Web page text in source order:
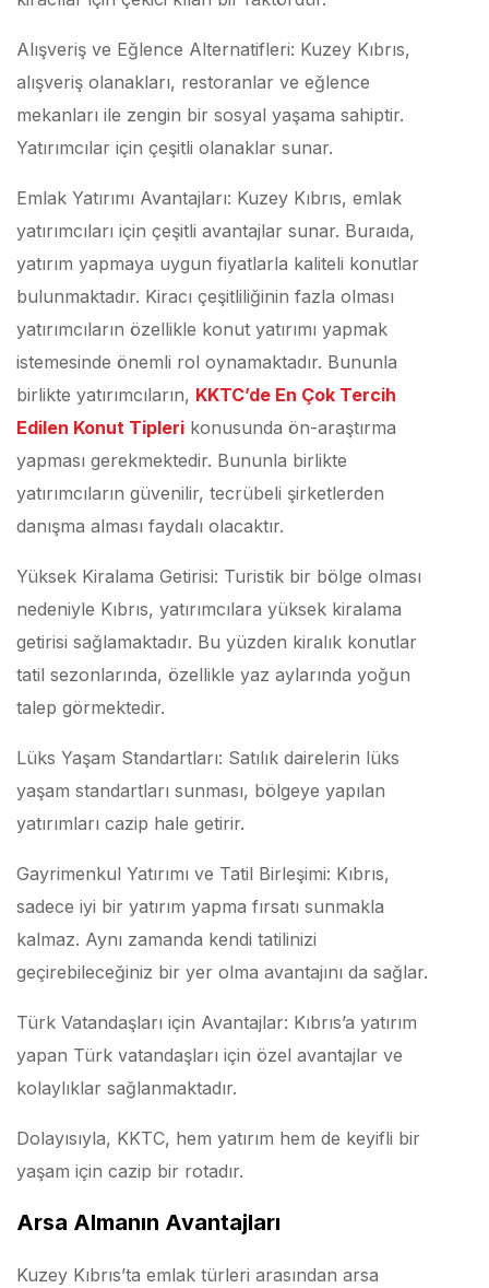
Alışveriş ve Eğlence Alternatifleri: Kuzey Kıbrıs,
alışveriş olanakları, restoranlar ve eğlence
mekanları ile zengin bir sosyal yaşama sahiptir.
Yatırımcılar için çeşitli olanaklar sunar.
Emlak Yatırımı Avantajları: Kuzey Kıbrıs, emlak
yatırımcıları için çeşitli avantajlar sunar. Buraıda,
yatırım yapmaya uygun fiyatlarla kaliteli konutlar
bulunmaktadır. Kiracı çeşitliliğinin fazla olması
yatırımcıların özellikle konut yatırımı yapmak
istemesinde önemli rol oynamaktadır. Bununla
birlikte yatırımcıların, KKTC’de En Çok Tercih
Edilen Konut Tipleri konusunda ön-araştırma
yapması gerekmektedir. Bununla birlikte
yatırımcıların güvenilir, tecrübeli şirketlerden
danışma alması faydalı olacaktır.
Yüksek Kiralama Getirisi: Turistik bir bölge olması
nedeniyle Kıbrıs, yatırımcılara yüksek kiralama
getirisi sağlamaktadır. Bu yüzden kiralık konutlar
tatil sezonlarında, özellikle yaz aylarında yoğun
talep görmektedir.
Lüks Yaşam Standartları: Satılık dairelerin lüks
yaşam standartları sunması, bölgeye yapılan
yatırımları cazip hale getirir.
Gayrimenkul Yatırımı ve Tatil Birleşimi: Kıbrıs,
sadece iyi bir yatırım yapma fırsatı sunmakla
kalmaz. Aynı zamanda kendi tatilinizi
geçirebileceğiniz bir yer olma avantajını da sağlar.
Türk Vatandaşları için Avantajlar: Kıbrıs’a yatırım
yapan Türk vatandaşları için özel avantajlar ve
kolaylıklar sağlanmaktadır.
Dolayısıyla, KKTC, hem yatırım hem de keyifli bir
yaşam için cazip bir rotadır.
Arsa Almanın Avantajları
Kuzey Kıbrıs’ta emlak türleri arasından arsa